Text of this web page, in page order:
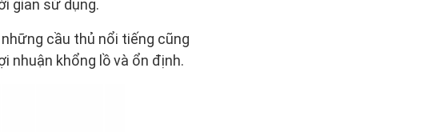
gian sử dụng.
cầu thủ nổi tiếng cũng
nhuận khổng lồ và ổn định.